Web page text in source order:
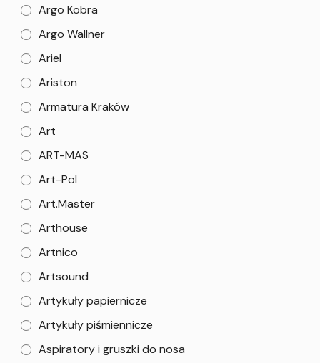
Argo Kobra
Argo Wallner
Ariel
Ariston
Armatura Kraków
Art
ART-MAS
Art-Pol
Art.Master
Arthouse
Artnico
Artsound
Artykuły papiernicze
Artykuły piśmiennicze
Aspiratory i gruszki do nosa